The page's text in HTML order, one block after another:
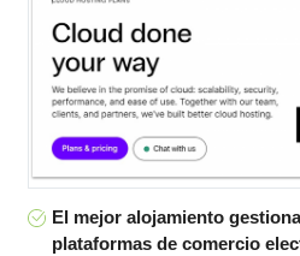
El mejor alojamiento
plataformas de comercio